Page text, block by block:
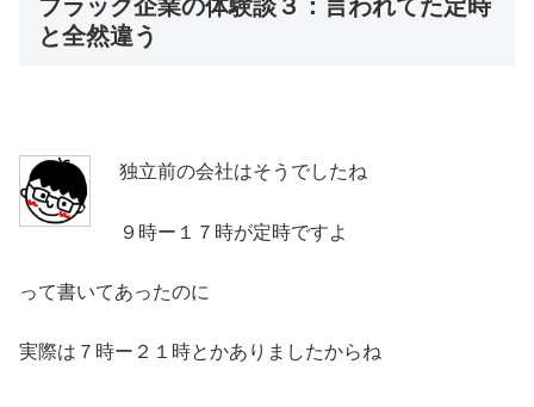
ブラック企業の体験談３：言われてた定時
と全然違う
独立前の会社はそうでしたね
９時ー１７時が定時ですよ
って書いてあったのに
実際は７時ー２１時とかありましたからね